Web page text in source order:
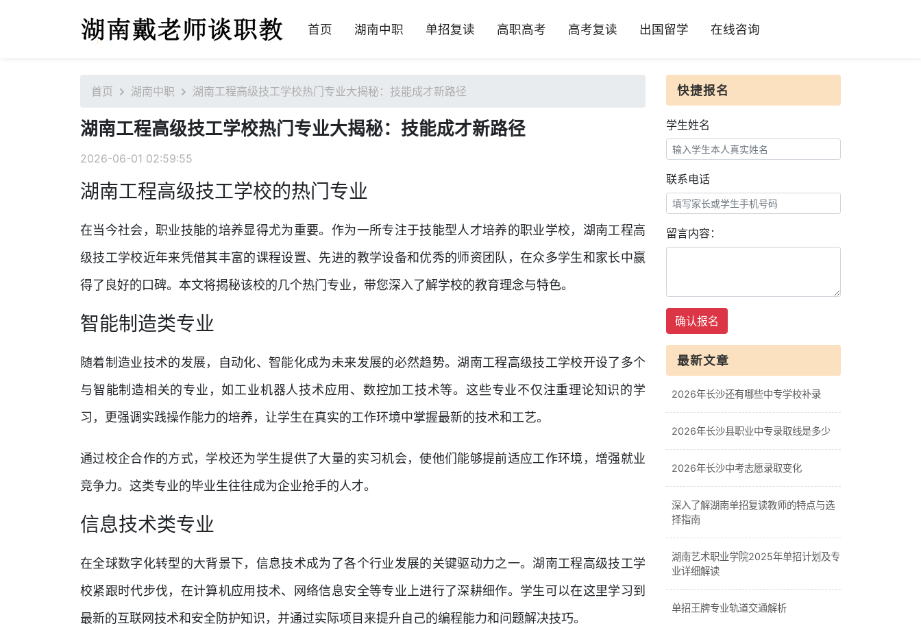
首页 湖南中职 单招复读 高职高考 高考复读 出国留学 在线咨询
首页 湖南中职 湖南工程高级技工学校热门专业大揭秘：技能成才新路径
湖南工程高级技工学校热门专业大揭秘：技能成才新路径
2026-06-01 02:59:55
湖南工程高级技工学校的热门专业
在当今社会，职业技能的培养显得尤为重要。作为一所专注于技能型人才培养的职业学校，湖南工程高
级技工学校近年来凭借其丰富的课程设置、先进的教学设备和优秀的师资团队，在众多学生和家长中赢
得了良好的口碑。本文将揭秘该校的几个热门专业，带您深入了解学校的教育理念与特色。
智能制造类专业
随着制造业技术的发展，自动化、智能化成为未来发展的必然趋势。湖南工程高级技工学校开设了多个
与智能制造相关的专业，如工业机器人技术应用、数控加工技术等。这些专业不仅注重理论知识的学
习，更强调实践操作能力的培养，让学生在真实的工作环境中掌握最新的技术和工艺。
通过校企合作的方式，学校还为学生提供了大量的实习机会，使他们能够提前适应工作环境，增强就业
竞争力。这类专业的毕业生往往成为企业抢手的人才。
信息技术类专业
在全球数字化转型的大背景下，信息技术成为了各个行业发展的关键驱动力之一。湖南工程高级技工学
校紧跟时代步伐，在计算机应用技术、网络信息安全等专业上进行了深耕细作。学生可以在这里学习到
最新的互联网技术和安全防护知识，并通过实际项目来提升自己的编程能力和问题解决技巧。
快捷报名
学生姓名
联系电话
留言内容：
确认报名
最新文章
2026年长沙还有哪些中专学校补录
2026年长沙县职业中专录取线是多少
2026年长沙中考志愿录取变化
深入了解湖南单招复读教师的特点与选
择指南
湖南艺术职业学院2025年单招计划及专
业详细解读
单招王牌专业轨道交通解析